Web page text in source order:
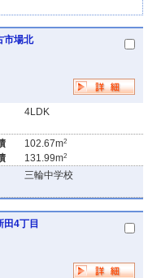
市場北
4LDK
102.67m2
131.99m2
三輪中学校
田4丁目